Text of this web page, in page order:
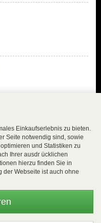
mit
und
Einkaufserlebnis zu bieten.
Seite notwendig sind, sowie
und Statistiken zu
Ihrer ausdr ücklichen
hierzu finden Sie in
der Webseite ist auch ohne